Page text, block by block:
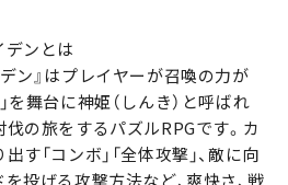
ンとは
ン』はプレイヤーが召喚の力が
を舞台に神姫（しんき）と呼ばれ
の旅をするパズルRPGです。カ
「コンボ」「全体攻撃」、敵に向